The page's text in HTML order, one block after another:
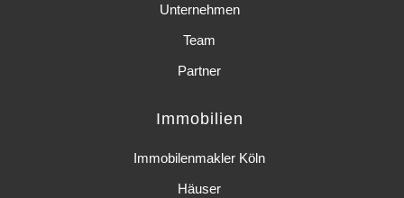
Immobilien
Immobilenmakler Köln
Häuser
Unternehmen
Team
Partner